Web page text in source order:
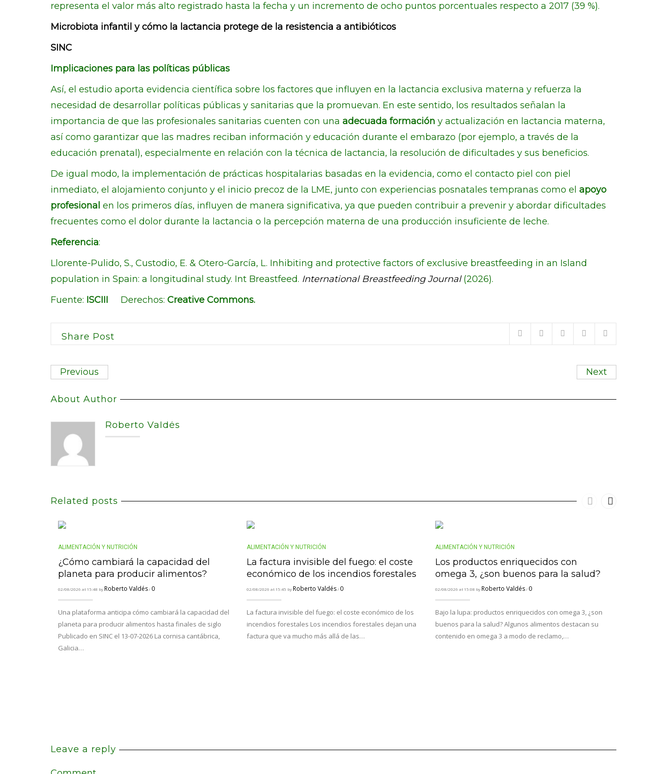
representa el valor más alto registrado hasta la fecha y un incremento de ocho puntos porcentuales respecto a 2017 (39 %).
Microbiota infantil y cómo la lactancia protege de la resistencia a antibióticos
SINC
Implicaciones para las políticas públicas
Así, el estudio aporta evidencia científica sobre los factores que influyen en la lactancia exclusiva materna y refuerza la
necesidad de desarrollar políticas públicas y sanitarias que la promuevan. En este sentido, los resultados señalan la
importancia de que las profesionales sanitarias cuenten con una adecuada formación y actualización en lactancia materna,
así como garantizar que las madres reciban información y educación durante el embarazo (por ejemplo, a través de la
educación prenatal), especialmente en relación con la técnica de lactancia, la resolución de dificultades y sus beneficios.
De igual modo, la implementación de prácticas hospitalarias basadas en la evidencia, como el contacto piel con piel
inmediato, el alojamiento conjunto y el inicio precoz de la LME, junto con experiencias posnatales tempranas como el apoyo
profesional en los primeros días, influyen de manera significativa, ya que pueden contribuir a prevenir y abordar dificultades
frecuentes como el dolor durante la lactancia o la percepción materna de una producción insuficiente de leche.
Referencia:
Llorente-Pulido, S., Custodio, E. & Otero-García, L. Inhibiting and protective factors of exclusive breastfeeding in an Island
population in Spain: a longitudinal study. Int Breastfeed. International Breastfeeding Journal(2026).
Fuente: ISCIII Derechos: Creative Commons.
Share Post
Previous Next
About Author
Roberto Valdés
Related posts
ALIMENTACIÓN Y NUTRICIÓN
¿Cómo cambiará la capacidad del
planeta para producir alimentos?
02/08/2026 at 15:48 byRoberto Valdés/ 0
Una plataforma anticipa cómo cambiará la capacidad del
planeta para producir alimentos hasta finales de siglo
Publicado en SINC el 13-07-2026 La cornisa cantábrica,
Galicia…
ALIMENTACIÓN Y NUTRICIÓN
La factura invisible del fuego: el coste
económico de los incendios forestales
02/08/2026 at 15:45 byRoberto Valdés/ 0
La factura invisible del fuego: el coste económico de los
incendios forestales Los incendios forestales dejan una
factura que va mucho más allá de las…
ALIMENTACIÓN Y NUTRICIÓN
Los productos enriquecidos con
omega 3, ¿son buenos para la salud?
02/08/2026 at 15:08 byRoberto Valdés/ 0
Bajo la lupa: productos enriquecidos con omega 3, ¿son
buenos para la salud? Algunos alimentos destacan su
contenido en omega 3 a modo de reclamo,…
Leave a reply